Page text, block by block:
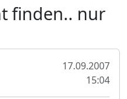
finden.. nur
17.09.2007
15:04